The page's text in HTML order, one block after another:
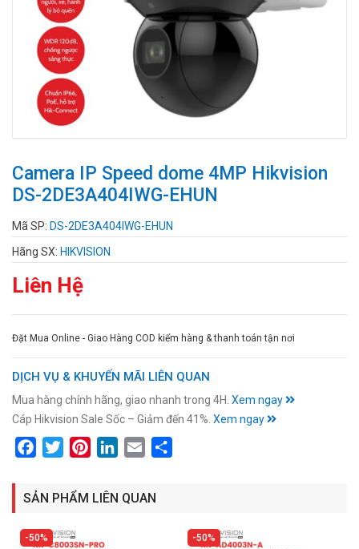
Camera IP Speed dome 4MP Hikvision
DS-2DE3A404IWG-EHUN
Mã SP: DS-2DE3A404IWG-EHUN
Hãng SX: HIKVISION
Liên Hệ
Đặt Mua Online - Giao Hàng COD kiểm hàng & thanh toán tận nơi
DỊCH VỤ & KHUYẾN MÃI LIÊN QUAN
Mua hàng chính hãng, giao nhanh trong 4H. Xem ngay
Cáp Hikvision Sale Sốc – Giảm đến 41%. Xem ngay
FacebookTwitterPinterestLinkedIn
Email
SẢN PHẨM LIÊN QUAN
50% 50%